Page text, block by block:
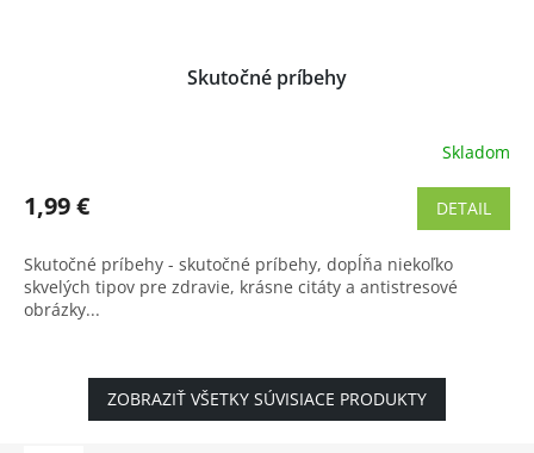
Skutočné príbehy
produktu
z
5
hviezdičiek.
Skladom
1,99 € DETAIL
Skutočné príbehy - skutočné príbehy, dopĺňa niekoľko
skvelých tipov pre zdravie, krásne citáty a antistresové
obrázky...
ZOBRAZIŤ VŠETKY SÚVISIACE PRODUKTY